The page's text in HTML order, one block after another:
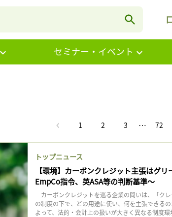
セミナー・イベント
1 2 3 … 72
トップニュース
【環境】カーボンクレジット主張はグ
EmpCo指令、英ASA等の判断基準〜
カーボンクレジットを巡る企業の問いは、「ク
の制度の下で、どの用途に使い、何を主張できる
よって、法的・会計上の扱いが大きく異なる制度